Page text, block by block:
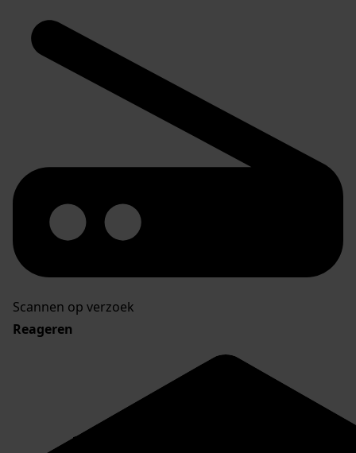
Scannen op verzoek
Reageren